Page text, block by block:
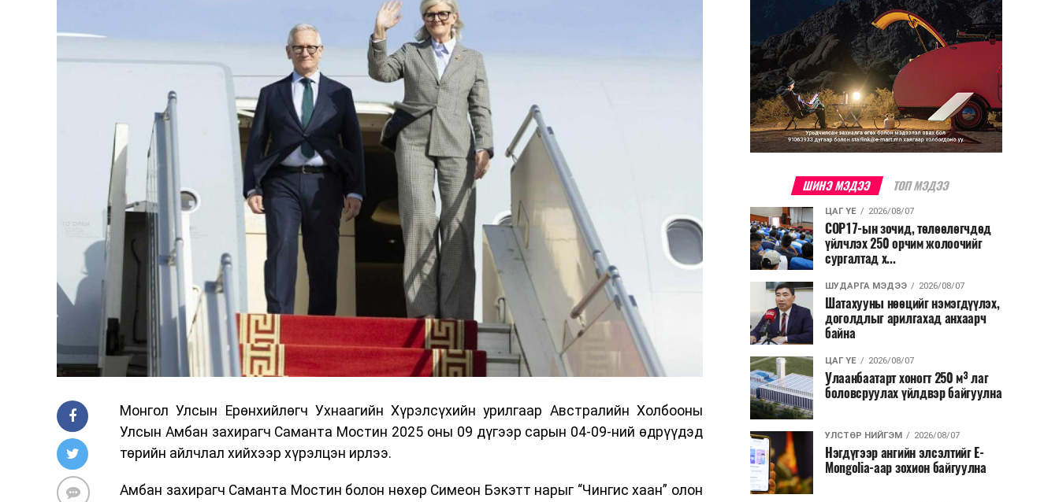
Монгол Улсын Ерөнхийлөгч Ухнаагийн Хүрэлсүхийн урилгаар Австралийн Холбооны
Улсын Амбан захирагч Саманта Мостин 2025 оны 09 дүгээр сарын 04-09-ний өдрүүдэд
төрийн айлчлал хийхээр хүрэлцэн ирлээ.
Амбан захирагч Саманта Мостин болон нөхөр Симеон Бэкэтт нарыг “Чингис хаан” олон
ШИНЭ МЭДЭЭ ТОП МЭДЭЭ
ЦАГ ҮЕ 2026/08/07
COP17-ын зочид, төлөөлөгчдөд
үйлчлэх 250 орчим жолоочийг
сургалтад х...
ШУДАРГА МЭДЭЭ 2026/08/07
Шатахууны нөөцийг нэмэгдүүлэх,
доголдлыг арилгахад анхаарч
байна
ЦАГ ҮЕ 2026/08/07
Улаанбаатарт хоногт 250 м³ лаг
боловсруулах үйлдвэр байгуулна
УЛСТӨР НИЙГЭМ 2026/08/07
Нэгдүгээр ангийн элсэлтийг E-
Mongolia-аар зохион байгуулна